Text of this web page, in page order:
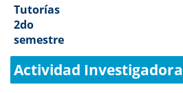
Tutorías
2do
semestre
Actividad Investigadora